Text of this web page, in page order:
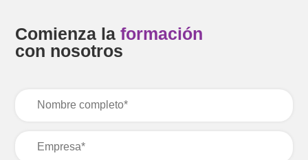
Comienza laformación
con nosotros